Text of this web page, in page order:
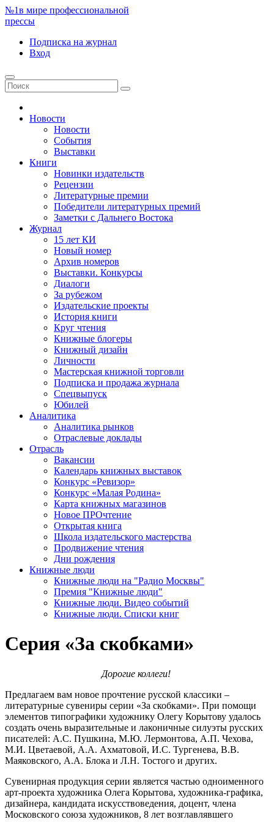
№1в мире профессиональной
прессы
Подписка на журнал
Вход
Новости
Новости
События
Выставки
Книги
Новинки издательств
Рецензии
Литературные премии
Победители литературных премий
Заметки с Дальнего Востока
Журнал
15 лет КИ
Новый номер
Архив номеров
Выставки. Конкурсы
Диалоги
За рубежом
Издательские проекты
История книги
Круг чтения
Книжные блогеры
Книжный дизайн
Личности
Мастерская книжной торговли
Подписка и продажа журнала
Спецвыпуск
Юбилей
Аналитика
Аналитика рынков
Отраслевые доклады
Отрасль
Вакансии
Календарь книжных выставок
Конкурс «Ревизор»
Конкурс «Малая Родина»
Карта книжных магазинов
Новое ПРОчтение
Открытая книга
Школа издательского мастерства
Продвижение чтения
Дни рождения
Книжные люди
Книжные люди на "Радио Москвы"
Премия "Книжные люди"
Книжные люди. Видео событий
Книжные люди. Списки книг
Серия «За скобками»
Дорогие коллеги!
Предлагаем вам новое прочтение русской классики –
литературные сувениры серии «За скобками». При помощи
элементов типографики художнику Олегу Корытову удалось
создать очень выразительные и лаконичные силуэты русских
писателей: А.С. Пушкина, М.Ю. Лермонтова, А.П. Чехова,
М.И. Цветаевой, А.А. Ахматовой, И.С. Тургенева, В.В.
Маяковского, А.А. Блока и Л.Н. Тостого и других.
Сувенирная продукция серии является частью одноименного
арт-проекта художника Олега Корытова, художника-графика,
дизайнера, кандидата искусствоведения, доцент, члена
Московского союза художников, 8 лет возглавлявшего